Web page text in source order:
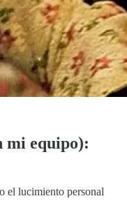
mi equipo):
el lucimiento personal